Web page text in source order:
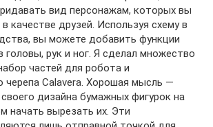
вид персонажам, которых вы
качестве друзей. Используя схему в
вы можете добавить функции
головы, рук и ног. Я сделал множество
частей для робота и
черепа Calavera. Хорошая мысль —
дизайна бумажных фигурок на
начать вырезать их. Эти